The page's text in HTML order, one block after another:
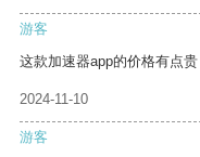
游客
这款加速器app的价格有点
2024-11-10
游客